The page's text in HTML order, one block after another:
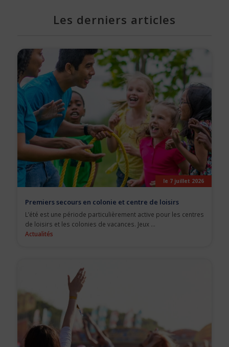
Les derniers articles
le 7 juillet 2026
Premiers secours en colonie et centre de loisirs
L’été est une période particulièrement active pour les centres
de loisirs et les colonies de vacances. Jeux ...
Actualités